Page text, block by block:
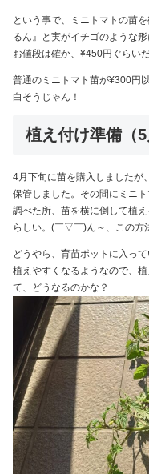
という事で、ミニトマトの苗
るん』と実がイチゴのような
お値段は確か、¥450円ぐらい
普通のミニトマト苗が¥300円
白そうじゃん！
植え付け準備（5
4月下旬に苗を購入しました
保管しました。その間にミニ
調べた所、苗を横に倒して植
らしい。(￣▽￣)ん～、この方
どうやら、育苗ポットに入っ
植えやすくなるようなので、
て、どうなるのかな？